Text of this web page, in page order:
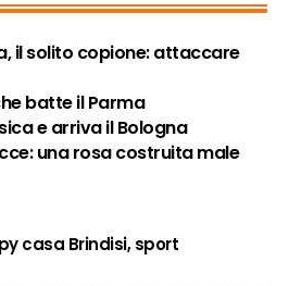
il solito copione: attaccare
batte il Parma
e arriva il Bologna
una rosa costruita male
casa Brindisi,sport